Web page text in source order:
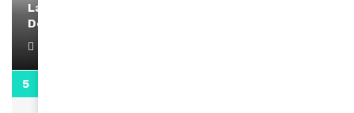
La rubrique santé speciale coronavirus du
Docteur Makanda